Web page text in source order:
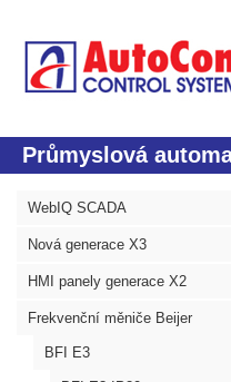
Průmyslová
WebIQ SCADA
Nová generace X3
HMI panely generace X2
Frekvenční měniče Beijer
BFI E3